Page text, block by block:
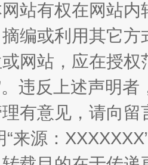
？
站有权在网站
编或利用其它
网站，应在授
违反上述声明
有意见，请向
“来源：